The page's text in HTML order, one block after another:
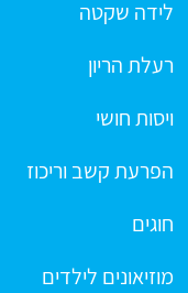
לידה שקטה
רעלת הריון
ויסות חושי
הפרעת קשב וריכוז
חוגים
מוזיאונים לילדים